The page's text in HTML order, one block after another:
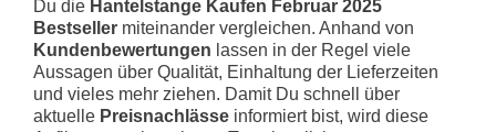
Du die Hantelstange Kaufen Februar 2025
Bestseller miteinander vergleichen. Anhand von
Kundenbewertungen lassen in der Regel viele
Aussagen über Qualität, Einhaltung der Lieferzeiten
und vieles mehr ziehen. Damit Du schnell über
aktuelle Preisnachlässe informiert bist, wird diese